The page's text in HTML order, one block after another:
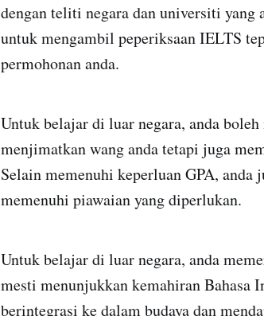
dengan teliti negara dan universiti yang
untuk mengambil peperiksaan IELTS
permohonan anda.
Untuk belajar di luar negara, anda
menjimatkan wang anda tetapi juga
Selain memenuhi keperluan GPA,
memenuhi piawaian yang diperlukan.
Untuk belajar di luar negara, anda
mesti menunjukkan kemahiran Bahasa
berintegrasi ke dalam budaya dan